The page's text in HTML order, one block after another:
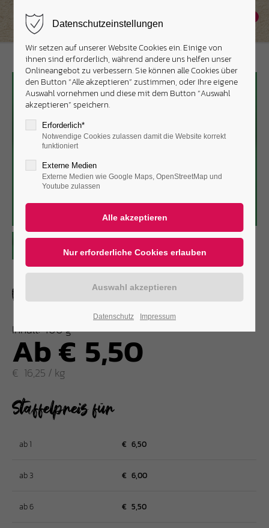
Vegane Bolognese
Inhalt: 400 g
Ab€ 5,50
€ 16,25 / kg
Staffelpreis für
ab 1 € 6,50
ab 3 € 6,00
ab 6 € 5,50
Datenschutzeinstellungen
Wir setzen auf unserer Website Cookies ein. Einige von
ihnen sind erforderlich, während andere uns helfen unser
Onlineangebot zu verbessern. Sie können alle Cookies über
den Button “Alle akzeptieren” zustimmen, oder Ihre eigene
Auswahl vornehmen und diese mit dem Button “Auswahl
akzeptieren” speichern.
Erforderlich*
Notwendige Cookies zulassen damit die Website korrekt
funktioniert
Externe Medien
Externe Medien wie Google Maps, OpenStreetMap und
Youtube zulassen
Datenschutz Impressum